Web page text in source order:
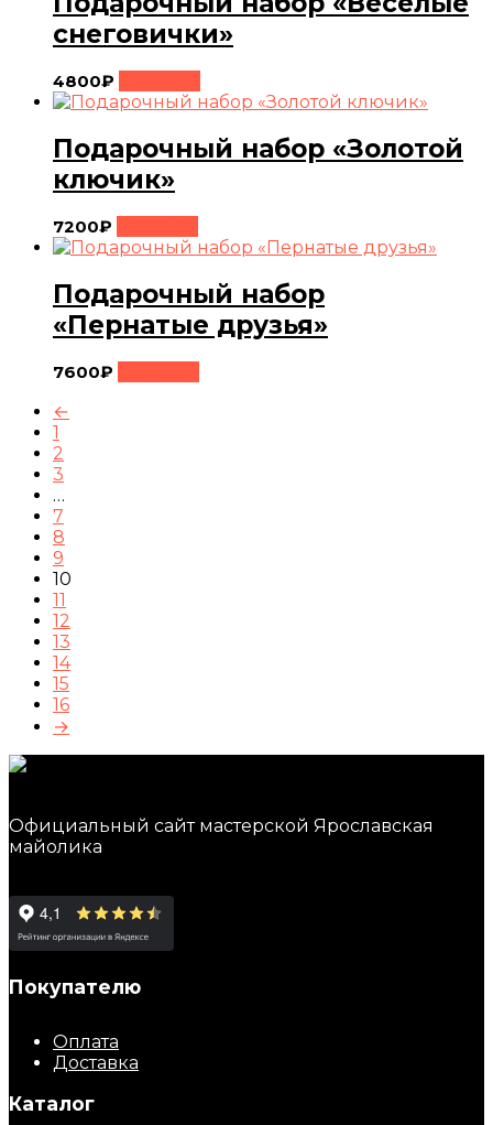
снеговички»
4800₽
Подарочный набор «Золотой
ключик»
7200₽
Подарочный набор
«Пернатые друзья»
7600₽
←
1
2
3
…
7
8
9
10
11
12
13
14
15
16
→
Официальный сайт мастерской Ярославская
майолика
Покупателю
Оплата
Доставка
Каталог